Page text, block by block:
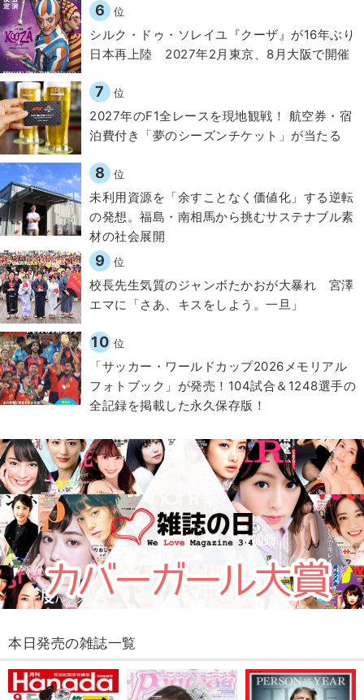
6 位
シルク・ドゥ・ソレイユ『クーザ』が16年ぶり
日本再上陸 2027年2月東京、8月大阪で開催
7 位
2027年のF1全レースを現地観戦！ 航空券・宿
泊費付き「夢のシーズンチケット」が当たる
8 位
​​未利用資源を「余すことなく価値化」する逆転
の発想。福島・南相馬から挑むサステナブル素
材の社会展開​
9 位
校長先生気質のジャンボたかおが大暴れ 宮澤
エマに「さあ、キスをしよう。一旦」
10 位
「サッカー・ワールドカップ2026メモリアル
フォトブック」が発売！104試合＆1248選手の
全記録を掲載した永久保存版！
本日発売の雑誌一覧